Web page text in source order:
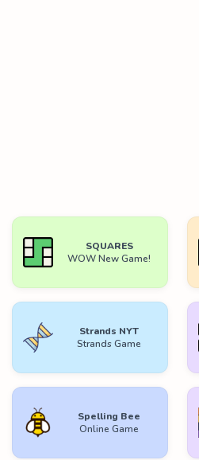
SQUARES
WOW New Game!
Strands NYT
Strands Game
Spelling Bee
Online Game